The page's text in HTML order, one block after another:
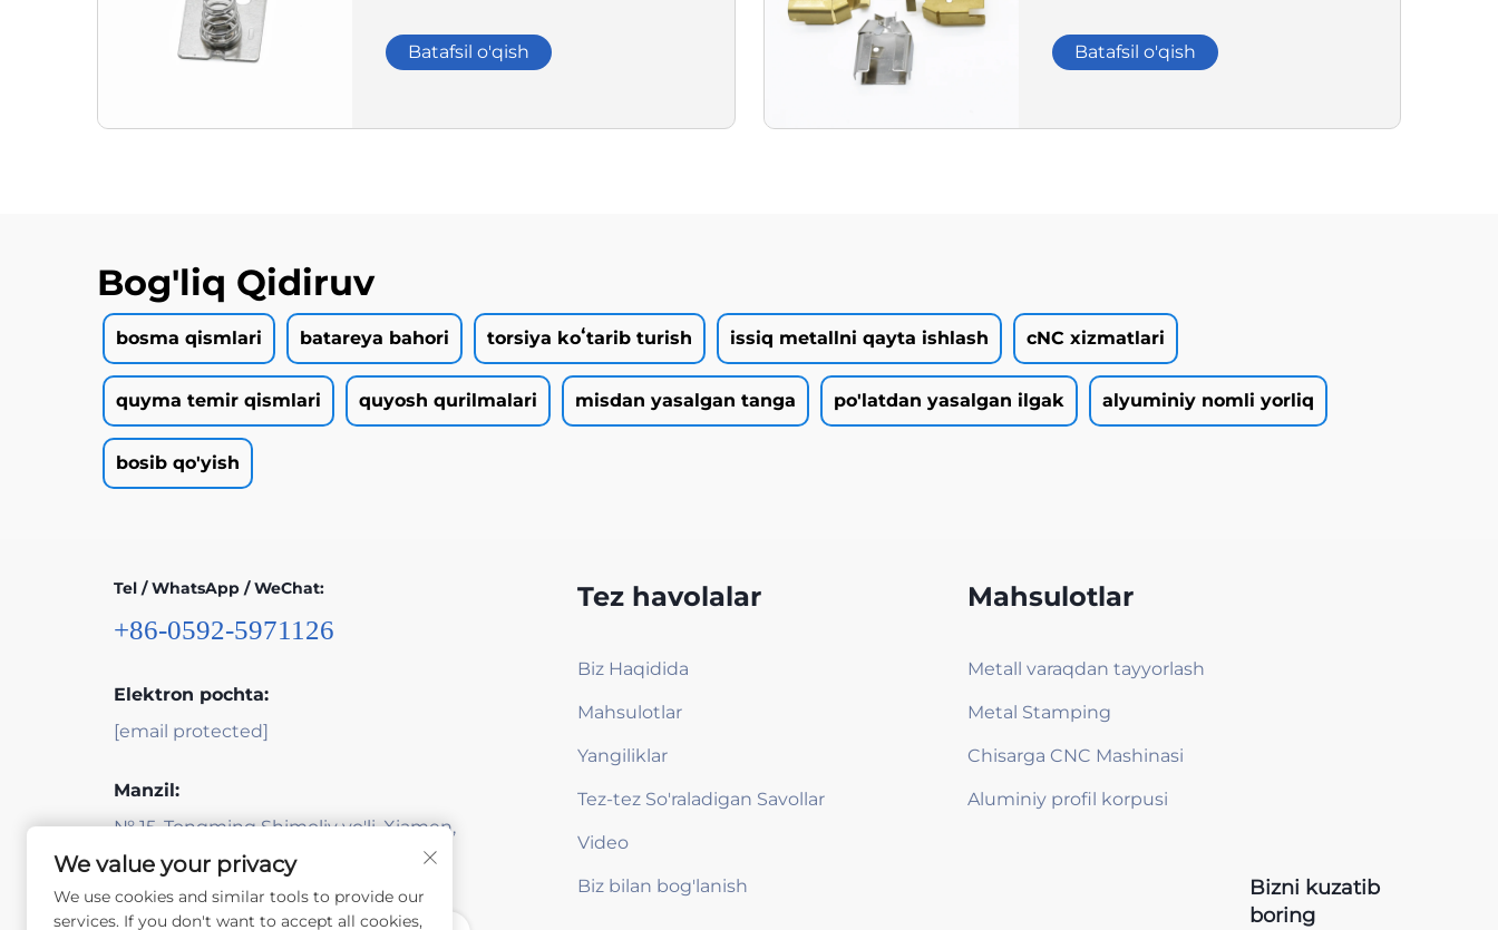
Batafsil o'qish
qisqichlari
Batafsil o'qish
Bog'liq Qidiruv
bosma qismlari batareya bahori torsiya koʻtarib turish issiq metallni qayta ishlash cNC xizmatlari
quyma temir qismlari quyosh qurilmalari misdan yasalgan tanga po'latdan yasalgan ilgak alyuminiy nomli yorliq
bosib qo'yish
Tel / WhatsApp / WeChat:
+86-0592-5971126
Elektron pochta:
[email protected]
Manzil:
№ 15, Tongming Shimoliy yo'li, Xiamen,
Fujian, Xitoy
Tez havolalar
Biz Haqidida
Mahsulotlar
Yangiliklar
Tez-tez So'raladigan Savollar
Video
Biz bilan bog'lanish
Mahsulotlar
Metall varaqdan tayyorlash
Metal Stamping
Chisarga CNC Mashinasi
Aluminiy profil korpusi
Bizni kuzatib
boring
We value your privacy
We use cookies and similar tools to provide our
services. If you don't want to accept all cookies,